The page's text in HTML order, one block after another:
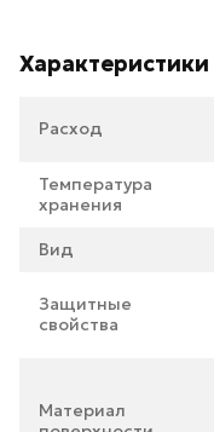
Характеристики
Расход
Температура
хранения
Вид
Защитные
свойства
Материал